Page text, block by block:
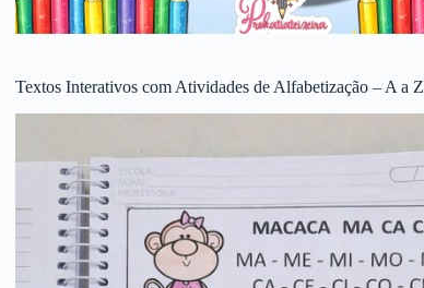
Textos Interativos com Atividades de Alfabetização – A a Z